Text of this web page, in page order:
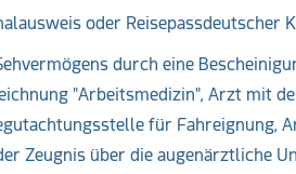
oder Reisepassdeutscher
durch eine
"Arbeitsmedizin", Arzt mit
für Fahreignung,
Zeugnis über die augenärztliche